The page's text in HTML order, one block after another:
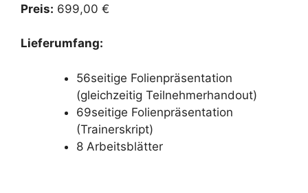
Preis: 699,00 €
Lieferumfang:
56seitige Folienpräsentation
(gleichzeitig Teilnehmerhandout)
69seitige Folienpräsentation
(Trainerskript)
8 Arbeitsblätter